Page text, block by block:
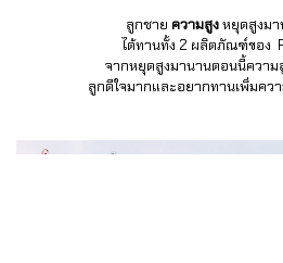
ลูกชาย ความสูงหยุดสูงมา
ได้ทานทั้ง 2 ผลิตภัณฑ์ของ
จากหยุดสูงมานานตอนนี้ความ
ลูกดีใจมากและอยากทานเพิ่มควา